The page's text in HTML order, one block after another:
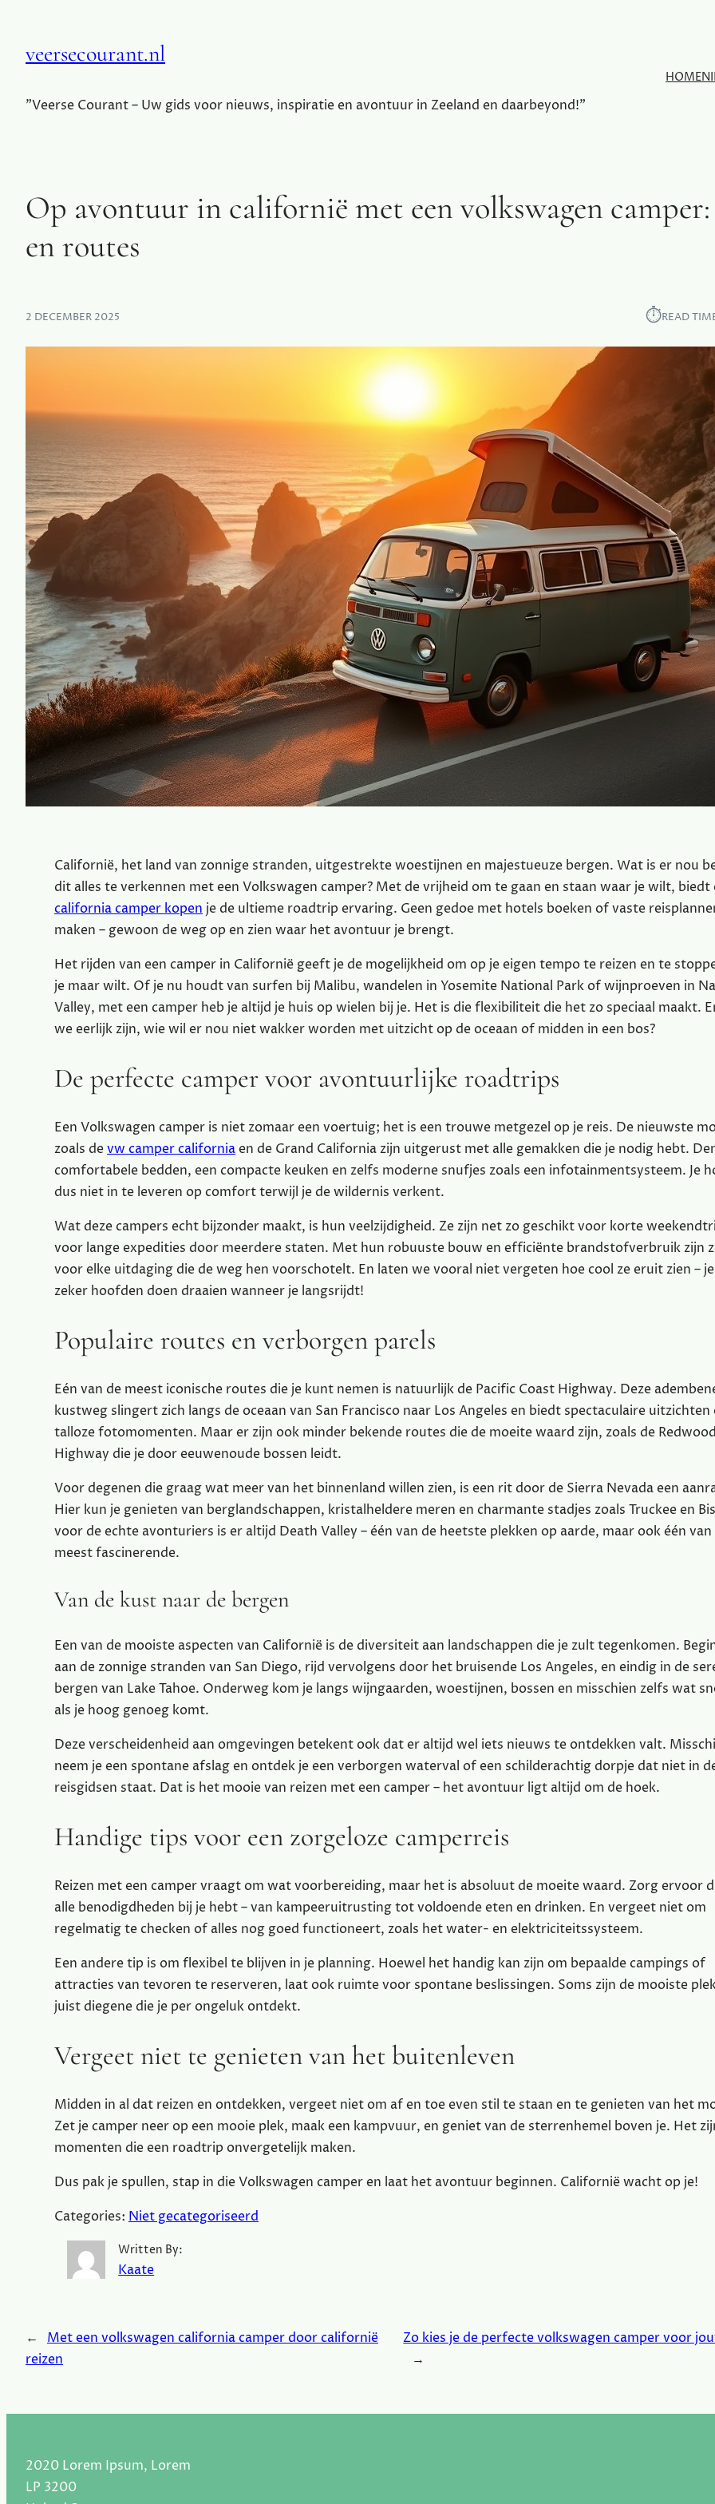
veersecourant.nl
"Veerse Courant – Uw gids voor nieuws, inspiratie en avontuur in Zeeland en daarbeyond!"
HOME
Op avontuur in californië met een volkswagen
en routes
2 DECEMBER 2025 ⏱︎READ
Californië, het land van zonnige stranden, uitgestrekte woestijnen en majestueuze bergen. Wat is er nou
dit alles te verkennen met een Volkswagen camper? Met de vrijheid om te gaan en staan waar je wilt, biedt
california camper kopen je de ultieme roadtrip ervaring. Geen gedoe met hotels boeken of vaste
maken – gewoon de weg op en zien waar het avontuur je brengt.
Het rijden van een camper in Californië geeft je de mogelijkheid om op je eigen tempo te reizen en te
je maar wilt. Of je nu houdt van surfen bij Malibu, wandelen in Yosemite National Park of wijnproeven in
Valley, met een camper heb je altijd je huis op wielen bij je. Het is die flexibiliteit die het zo speciaal maakt.
we eerlijk zijn, wie wil er nou niet wakker worden met uitzicht op de oceaan of midden in een bos?
De perfecte camper voor avontuurlijke roadtrips
Een Volkswagen camper is niet zomaar een voertuig; het is een trouwe metgezel op je reis. De nieuwste
zoals devw camper californiaen de Grand California zijn uitgerust met alle gemakken die je nodig hebt.
comfortabele bedden, een compacte keuken en zelfs moderne snufjes zoals een infotainmentsysteem. Je
dus niet in te leveren op comfort terwijl je de wildernis verkent.
Wat deze campers echt bijzonder maakt, is hun veelzijdigheid. Ze zijn net zo geschikt voor korte
voor lange expedities door meerdere staten. Met hun robuuste bouw en efficiënte brandstofverbruik zijn
voor elke uitdaging die de weg hen voorschotelt. En laten we vooral niet vergeten hoe cool ze eruit zien –
zeker hoofden doen draaien wanneer je langsrijdt!
Populaire routes en verborgen parels
Eén van de meest iconische routes die je kunt nemen is natuurlijk de Pacific Coast Highway. Deze
kustweg slingert zich langs de oceaan van San Francisco naar Los Angeles en biedt spectaculaire uitzichten
talloze fotomomenten. Maar er zijn ook minder bekende routes die de moeite waard zijn, zoals de Redwood
Highway die je door eeuwenoude bossen leidt.
Voor degenen die graag wat meer van het binnenland willen zien, is een rit door de Sierra Nevada een
Hier kun je genieten van berglandschappen, kristalheldere meren en charmante stadjes zoals Truckee en
voor de echte avonturiers is er altijd Death Valley – één van de heetste plekken op aarde, maar ook één van
meest fascinerende.
Van de kust naar de bergen
Een van de mooiste aspecten van Californië is de diversiteit aan landschappen die je zult tegenkomen.
aan de zonnige stranden van San Diego, rijd vervolgens door het bruisende Los Angeles, en eindig in de
bergen van Lake Tahoe. Onderweg kom je langs wijngaarden, woestijnen, bossen en misschien zelfs wat
als je hoog genoeg komt.
Deze verscheidenheid aan omgevingen betekent ook dat er altijd wel iets nieuws te ontdekken valt.
neem je een spontane afslag en ontdek je een verborgen waterval of een schilderachtig dorpje dat niet in
reisgidsen staat. Dat is het mooie van reizen met een camper – het avontuur ligt altijd om de hoek.
Handige tips voor een zorgeloze camperreis
Reizen met een camper vraagt om wat voorbereiding, maar het is absoluut de moeite waard. Zorg ervoor
alle benodigdheden bij je hebt – van kampeeruitrusting tot voldoende eten en drinken. En vergeet niet om
regelmatig te checken of alles nog goed functioneert, zoals het water- en elektriciteitssysteem.
Een andere tip is om flexibel te blijven in je planning. Hoewel het handig kan zijn om bepaalde campings of
attracties van tevoren te reserveren, laat ook ruimte voor spontane beslissingen. Soms zijn de mooiste
juist diegene die je per ongeluk ontdekt.
Vergeet niet te genieten van het buitenleven
Midden in al dat reizen en ontdekken, vergeet niet om af en toe even stil te staan en te genieten van het
Zet je camper neer op een mooie plek, maak een kampvuur, en geniet van de sterrenhemel boven je. Het
momenten die een roadtrip onvergetelijk maken.
Dus pak je spullen, stap in die Volkswagen camper en laat het avontuur beginnen. Californië wacht op je!
Categories: Niet gecategoriseerd
Written By:
Kaate
←
Met een volkswagen california camper door californië
reizen
Zo kies je de perfecte volkswagen camper voor
→
2020 Lorem Ipsum, Lorem
LP 3200